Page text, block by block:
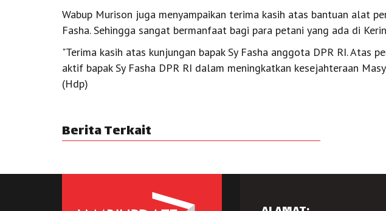
Wabup Murison juga menyampaikan terima kasih atas bantuan alat
Fasha. Sehingga sangat bermanfaat bagi para petani yang ada di
"Terima kasih atas kunjungan bapak Sy Fasha anggota DPR RI. Atas
aktif bapak Sy Fasha DPR RI dalam meningkatkan kesejahteraan
(Hdp)
Berita Terkait